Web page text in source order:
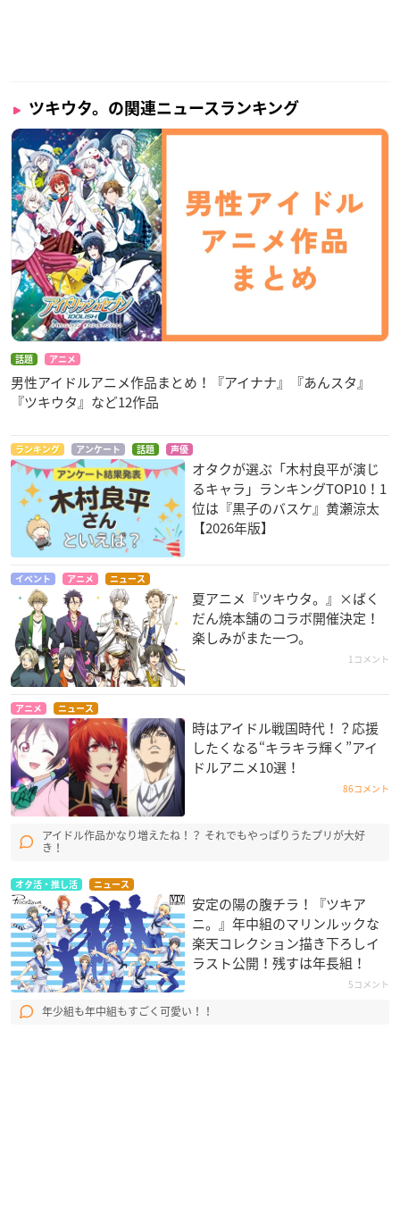
ツキウタ。の関連ニュースランキング
話題 アニメ
男性アイドルアニメ作品まとめ！『アイナナ』『あんスタ』
『ツキウタ』など12作品
ランキング アンケート 話題 声優
オタクが選ぶ「木村良平が演じ
るキャラ」ランキングTOP10！1
位は『黒子のバスケ』黄瀬涼太
【2026年版】
イベント アニメ ニュース
夏アニメ『ツキウタ。』×ばく
だん焼本舗のコラボ開催決定！
楽しみがまた一つ。
1コメント
アニメ ニュース
時はアイドル戦国時代！？応援
したくなる“キラキラ輝く”アイ
ドルアニメ10選！
86コメント
アイドル作品かなり増えたね！？ それでもやっぱりうたプリが大好
き！
オタ活・推し活 ニュース
安定の陽の腹チラ！『ツキア
ニ。』年中組のマリンルックな
楽天コレクション描き下ろしイ
ラスト公開！残すは年長組！
5コメント
年少組も年中組もすごく可愛い！！